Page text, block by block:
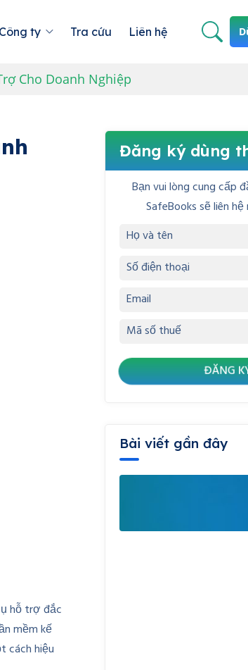
Công ty Tra cứu Liên hệ
Cho Doanh Nghiệp
hỗ trợ đắc
mềm kế
cách hiệu
Đăng ký dùng
Bạn vui lòng cung cấp
SafeBooks sẽ liên
Bài viết gần đây